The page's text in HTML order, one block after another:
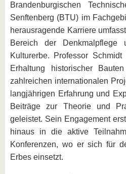
Brandenburgischen
Senftenberg (BTU) im
herausragende Karriere
Bereich der
Kulturerbe. Professor
Erhaltung historischer
zahlreichen internationalen
langjährigen Erfahrung und
Beiträge zur Theorie und
geleistet. Sein Engagement
hinaus in die aktive
Konferenzen, wo er sich für
Erbes einsetzt.